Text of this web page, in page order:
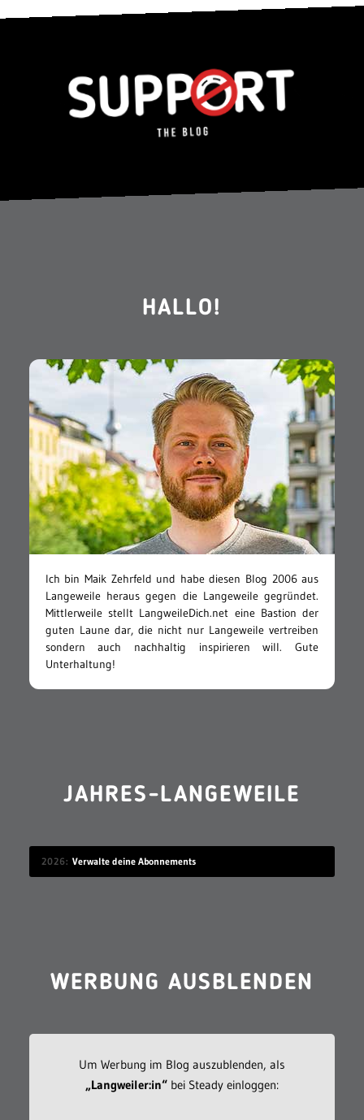
HALLO!
Ich bin Maik Zehrfeld und habe diesen Blog 2006 aus
Langeweile heraus gegen die Langeweile gegründet.
Mittlerweile stellt LangweileDich.net eine Bastion der
guten Laune dar, die nicht nur Langeweile vertreiben
sondern auch nachhaltig inspirieren will. Gute
Unterhaltung!
JAHRES-LANGEWEILE
2026 Verwalte deine Abonnements
WERBUNG AUSBLENDEN
Um Werbung im Blog auszublenden, als
„Langweiler:in“bei Steady einloggen: